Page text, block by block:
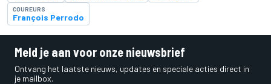
COUREURS
François Perrodo
Meld je aan voor onze nieuwsbrief
Ontvang het laatste nieuws, updates en speciale acties direct in
je mailbox.